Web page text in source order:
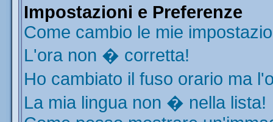
Impostazioni e Preferenze
Come cambio le mie
L'ora non � corretta!
Ho cambiato il fuso orario ma
La mia lingua non � nella lista!